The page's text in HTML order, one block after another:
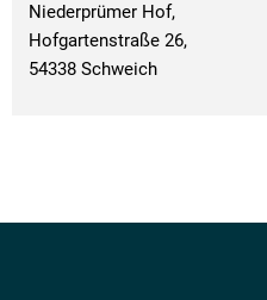
Niederprümer Hof,
Hofgartenstraße 26,
54338 Schweich